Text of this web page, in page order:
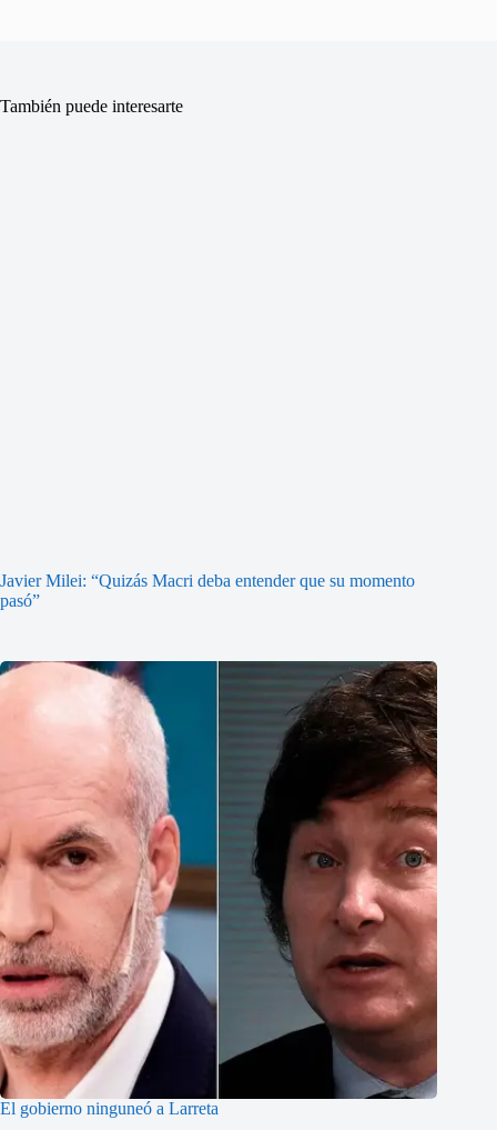
También puede interesarte
Javier Milei: “Quizás Macri deba entender que su momento
pasó”
El gobierno ninguneó a Larreta